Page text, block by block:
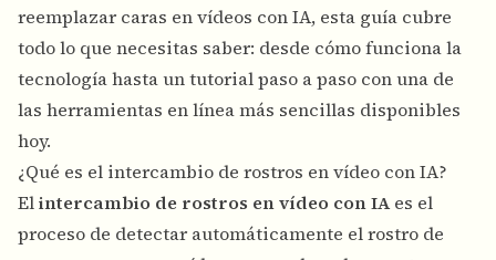
reemplazar caras en vídeos con IA, esta guía cubre
todo lo que necesitas saber: desde cómo funciona la
tecnología hasta un tutorial paso a paso con una de
las herramientas en línea más sencillas disponibles
hoy.
¿Qué es el intercambio de rostros en vídeo con IA?
Elintercambio de rostros en vídeo con IAes el
proceso de detectar automáticamente el rostro de